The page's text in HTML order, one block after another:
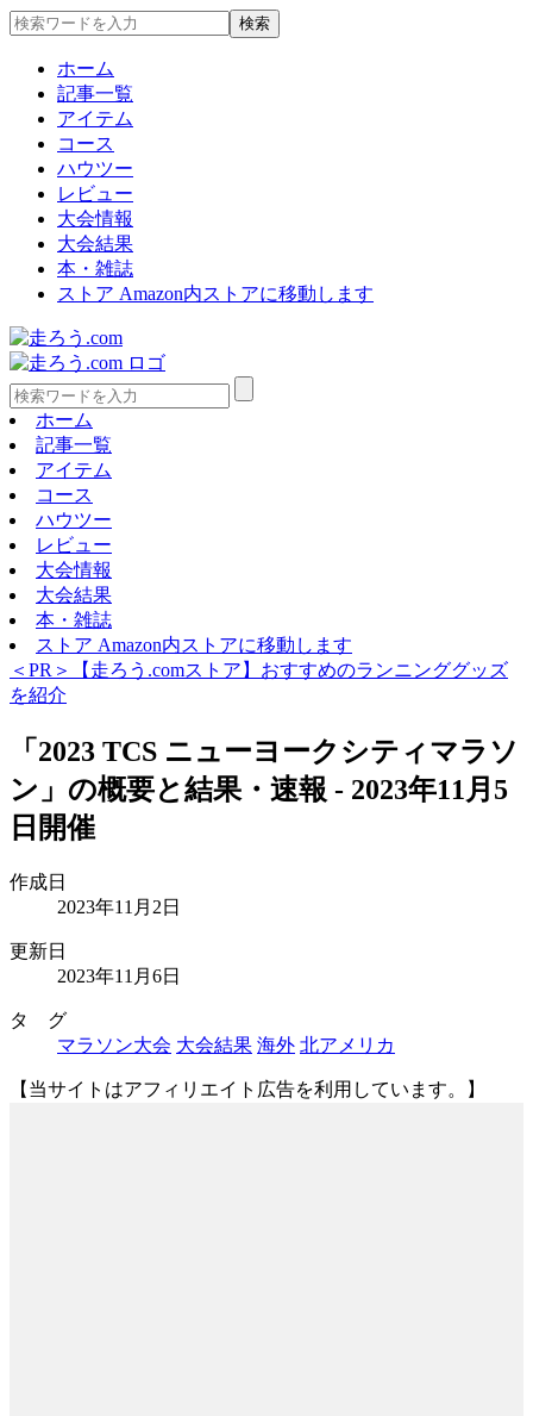
ホーム
記事一覧
アイテム
コース
ハウツー
レビュー
大会情報
大会結果
本・雑誌
ストア Amazon内ストアに移動します
ホーム
記事一覧
アイテム
コース
ハウツー
レビュー
大会情報
大会結果
本・雑誌
ストア Amazon内ストアに移動します
＜PR＞【走ろう.comストア】おすすめのランニンググッズ
を紹介
「2023 TCS ニューヨークシティマラソ
ン」の概要と結果・速報 - 2023年11月5
日開催
作成日
2023年11月2日
更新日
2023年11月6日
タ グ
マラソン大会 大会結果 海外 北アメリカ
【当サイトはアフィリエイト広告を利用しています。】